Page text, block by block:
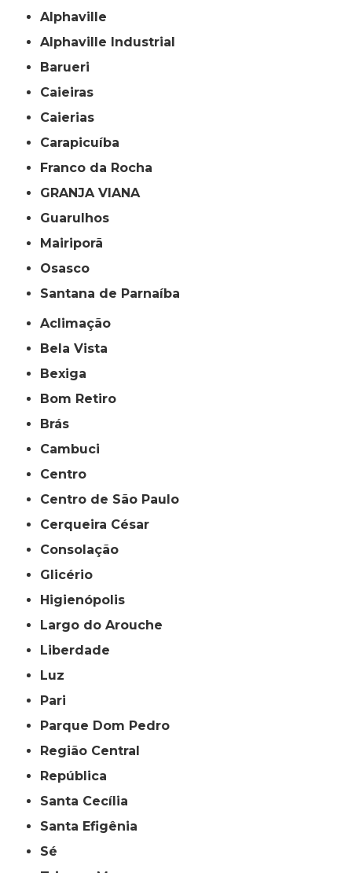
Alphaville
Alphaville Industrial
Barueri
Caieiras
Caierias
Carapicuíba
Franco da Rocha
GRANJA VIANA
Guarulhos
Mairiporã
Osasco
Santana de Parnaíba
Aclimação
Bela Vista
Bexiga
Bom Retiro
Brás
Cambuci
Centro
Centro de São Paulo
Cerqueira César
Consolação
Glicério
Higienópolis
Largo do Arouche
Liberdade
Luz
Pari
Parque Dom Pedro
Região Central
República
Santa Cecília
Santa Efigênia
Sé